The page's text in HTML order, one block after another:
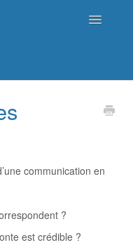
Toggle
communication en
?
est crédible ?